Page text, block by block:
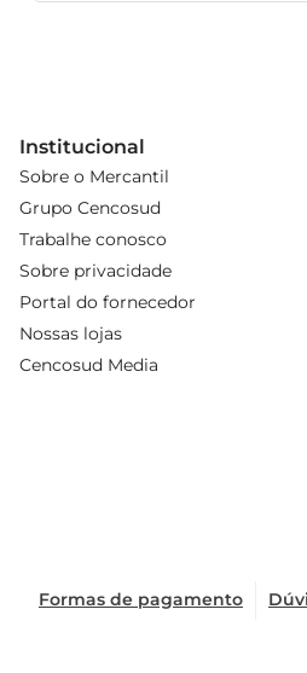
Institucional
Sobre o Mercantil
Grupo Cencosud
Trabalhe conosco
Sobre privacidade
Portal do fornecedor
Nossas lojas
Cencosud Media
Formas de pagamento